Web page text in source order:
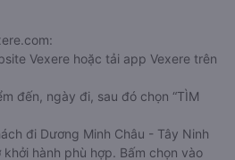
Vexere hoặc tải app Vexere trên
đến, ngày đi, sau đó chọn “TÌM
đi Dương Minh Châu - Tây Ninh
hành phù hợp. Bấm chọn vào